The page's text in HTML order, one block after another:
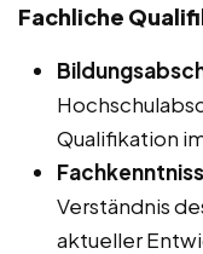
Fachliche
Qualifikation
Verständnis
aktueller